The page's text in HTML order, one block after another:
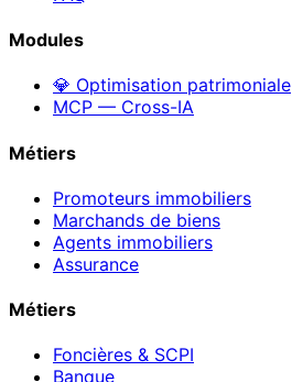
Modules
💎 Optimisation patrimoniale
MCP — Cross-IA
Métiers
Promoteurs immobiliers
Marchands de biens
Agents immobiliers
Assurance
Métiers
Foncières & SCPI
Banque